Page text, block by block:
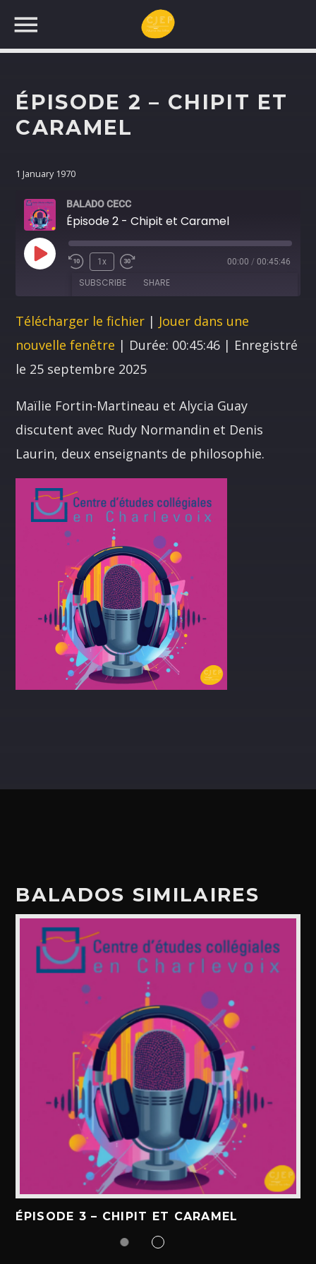
UNE NOUVELLE
PROGRAMMATION!
NOS ANIMATEURS
JUSTIN SAVOIE
SANDRINE LABELLE
A24
DOMINICK BOUCHARD
ASHLEY COURNOYER NADEAU
ALEX BOUCHARD
TOUS LES ANIMATEURS
ÉPISODE 2 – CHIPIT ET
CARAMEL
1 January 1970
BALADO CECC
Épisode 2 - Chipit et Caramel
Play
Episode
Rewind
10
1x
Fast
Forward
seconds
00:00 / 00:45:46
SUBSCRIBE SHARE
RSS FEED
SHARE
LINK
EMBED
Télécharger le fichier | Jouer dans une
nouvelle fenêtre | Durée: 00:45:46 | Enregistré
le 25 septembre 2025
Maïlie Fortin-Martineau et Alycia Guay
discutent avec Rudy Normandin et Denis
Laurin, deux enseignants de philosophie.
BALADOS SIMILAIRES
ÉPISODE 3 – CHIPIT ET CARAMEL